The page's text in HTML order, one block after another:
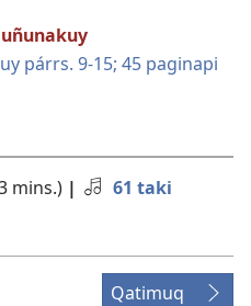
párrs. 9-15; 45 paginapi
mins.) |
61 taki
Qatimuq